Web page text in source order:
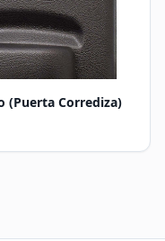
(Puerta Corrediza)